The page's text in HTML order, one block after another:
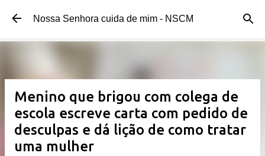
Pular para o conteúdo principal
Nossa Senhora cuida de mim - NSCM
Menino que brigou com colega de
escola escreve carta com pedido de
desculpas e dá lição de como tratar
uma mulher